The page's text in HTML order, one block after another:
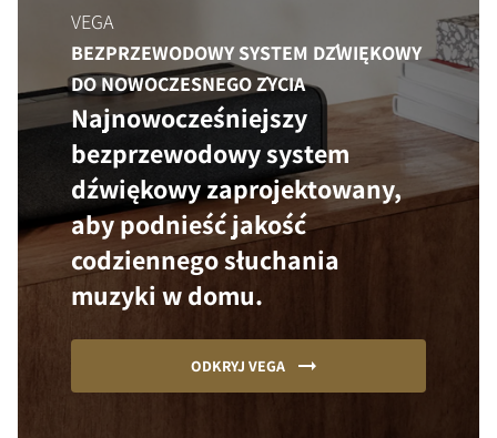
VEGA
BEZPRZEWODOWY SYSTEM DŹWIĘKOWY
DO NOWOCZESNEGO ŻYCIA
Najnowocześniejszy
bezprzewodowy system
dźwiękowy zaprojektowany,
aby podnieść jakość
codziennego słuchania
muzyki w domu.
ODKRYJ VEGA